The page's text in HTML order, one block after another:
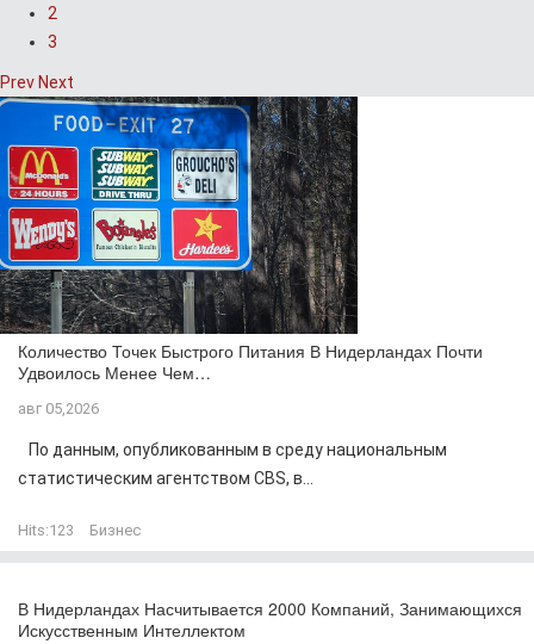
2
3
Prev Next
Количество Точек Быстрого Питания В Нидерландах Почти
Удвоилось Менее Чем…
авг 05,2026
По данным, опубликованным в среду национальным
статистическим агентством CBS, в...
Hits:123 Бизнес
В Нидерландах Насчитывается 2000 Компаний, Занимающихся
Искусственным Интеллектом